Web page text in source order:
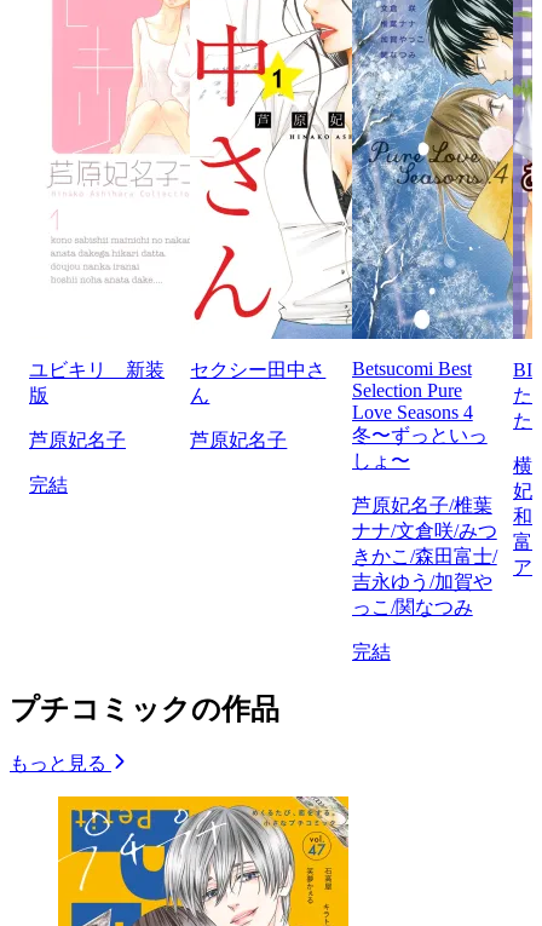
ユビキリ 新装
版
芦原妃名子
完結
セクシー田中さ
ん
芦原妃名子
Betsucomi Best
Selection Pure
Love Seasons 4
冬〜ずっといっ
しょ〜
芦原妃名子/椎葉
ナナ/文倉咲/みつ
きかこ/森田富士/
吉永ゆう/加賀や
っこ/関なつみ
完結
た
た
横
妃
和
富
ア
プチコミックの作品
もっと見る